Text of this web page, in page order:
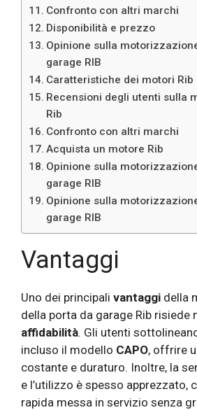
Confronto con altri marchi
Disponibilità e prezzo
Opinione sulla
garage RIB
Caratteristiche dei motori Rib
Recensioni degli utenti sulla
Rib
Confronto con altri marchi
Acquista un motore Rib
Opinione sulla
garage RIB
Opinione sulla
garage RIB
Vantaggi
Uno dei principali vantaggi della
della porta da garage Rib risiede
affidabilità. Gli utenti
incluso il modello CAPO, offrire
costante e duraturo. Inoltre, la
e l’utilizzo è spesso apprezzato,
rapida messa in servizio senza